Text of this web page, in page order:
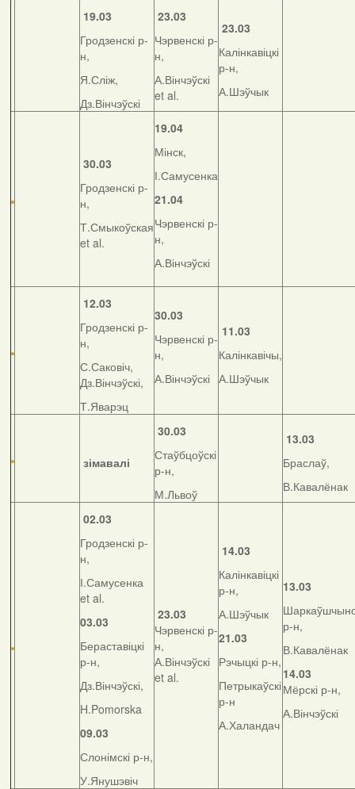
19.03
Гродзенскі р-
н,
Я.Сліж,
Дз.Вінчэўскі
23.03
Чэрвенскі р-
н,
А.Вінчэўскі
et al.
23.03
Калінкавіцкі
р-н,
А.Шэўчык
30.03
Гродзенскі р-
н,
Т.Смыкоўская
et al.
19.04
Мінск,
І.Самусенка
21.04
Чэрвенскі р-
н,
А.Вінчэўскі
12.03
Гродзенскі р-
н,
С.Саковіч,
Дз.Вінчэўскі,
Т.Яварэц
30.03
Чэрвенскі р-
н,
А.Вінчэўскі
11.03
Калінкавічы,
А.Шэўчык
зімавалі
30.03
Стаўбцоўскі
р-н,
М.Львоў
13.03
Браслаў,
В.Кавалёнак
02.03
Гродзенскі р-
н,
І.Самусенка
et al.
03.03
Бераставіцкі
р-н,
Дз.Вінчэўскі,
H.Pomorska
09.03
Слонімскі р-н,
У.Янушэвіч
23.03
Чэрвенскі р-
н,
А.Вінчэўскі
et al.
14.03
Калінкавіцкі
р-н,
А.Шэўчык
21.03
Рэчыцкі р-н,
Петрыкаўскі
р-н
А.Халандач
13.03
р-н,
В.Кавалёнак
14.03
Мёрскі р-н,
А.Вінчэўскі